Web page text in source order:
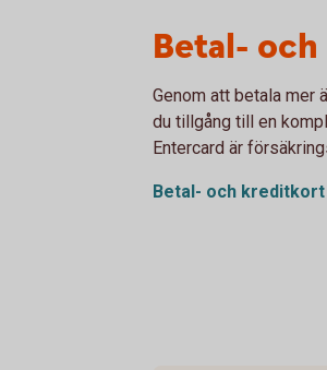
Betal-
Genom att betala mer
du tillgång till en
Entercard är
Betal- och